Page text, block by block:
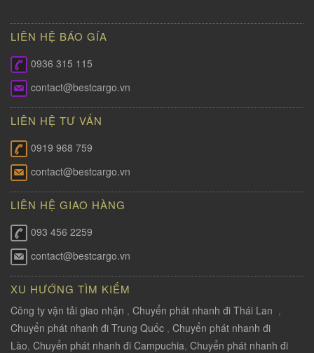
LIÊN HỆ BÁO GÍA
0936 315 115
contact@bestcargo.vn
LIÊN HỆ TƯ VẤN
0919 968 759
contact@bestcargo.vn
LIÊN HỆ GIAO HÀNG
093 456 2259
contact@bestcargo.vn
XU HƯỚNG TÌM KIẾM
Công ty vận tải giao nhận , Chuyển phát nhanh đi Thái Lan ,
Chuyển phát nhanh đi Trung Quốc , Chuyển phát nhanh đi
Lào, Chuyển phát nhanh đi Campuchia, Chuyển phát nhanh đi